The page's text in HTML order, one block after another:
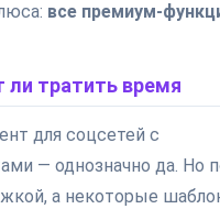
все премиум-
тратить время
для соцсетей с
— однозначно да. Но
а некоторые